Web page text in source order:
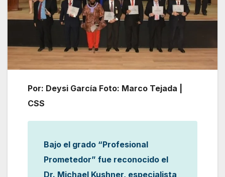
Por: Deysi García Foto: Marco Tejada |
CSS
Bajo el grado “Profesional
Prometedor” fue reconocido el
Dr. Michael Kushner, especialista